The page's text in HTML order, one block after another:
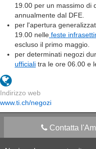
19.00 per un massimo di
annualmente dal DFE.
per l'apertura
19.00 nelle feste
escluso il primo maggio.
per determinati negozi
ufficiali tra le ore 06.00 e
Indirizzo web
www.ti.ch/negozi
Contatta